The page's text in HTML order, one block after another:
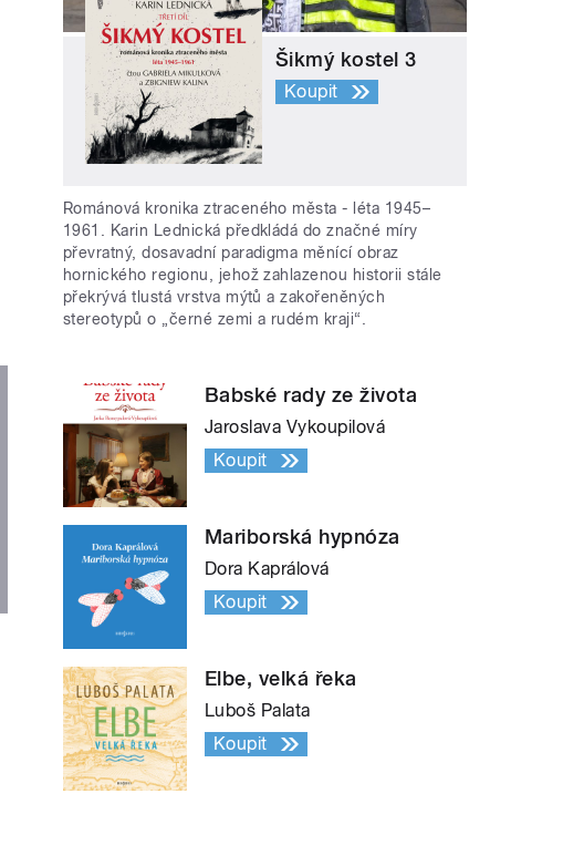
Šikmý kostel 3
Koupit
Románová kronika ztraceného města - léta 1945–
1961. Karin Lednická předkládá do značné míry
převratný, dosavadní paradigma měnící obraz
hornického regionu, jehož zahlazenou historii stále
překrývá tlustá vrstva mýtů a zakořeněných
stereotypů o „černé zemi a rudém kraji“.
Babské rady ze života
Jaroslava Vykoupilová
Koupit
Mariborská hypnóza
Dora Kaprálová
Koupit
Elbe, velká řeka
Luboš Palata
Koupit